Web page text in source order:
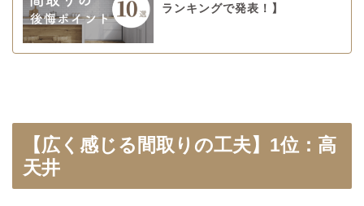
ランキングで発表！】
【広く感じる間取りの工夫】1位：高
天井